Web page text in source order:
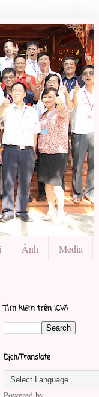
Ảnh
Media
Tìm kiếm trên iCVA
Dịch/Translate